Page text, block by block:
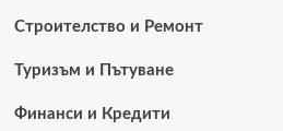
Строителство и Ремонт
Туризъм и Пътуване
Финанси и Кредити